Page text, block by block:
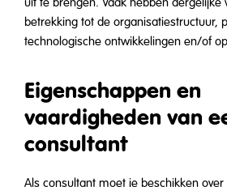
betrekking tot de organisatiestructuur,
technologische ontwikkelingen en/of
Eigenschappen en
vaardigheden van
consultant
Als consultant moet je beschikken